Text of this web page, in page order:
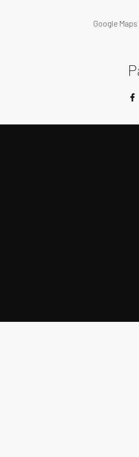
Google